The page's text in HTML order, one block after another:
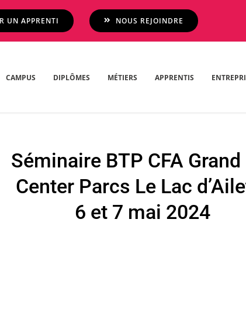
UN APPRENTI NOUS REJOINDRE
CAMPUS DIPLÔMES MÉTIERS APPRENTIS
Séminaire BTP CFA Grand
Center Parcs Le Lac
6 et 7 mai 2024